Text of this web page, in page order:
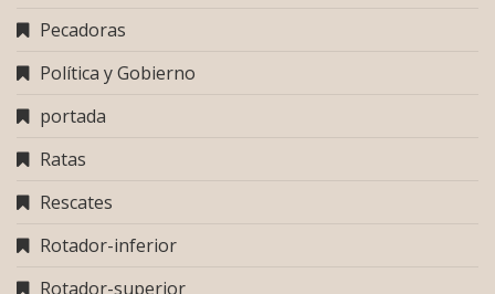
Pecadoras
Política y Gobierno
portada
Ratas
Rescates
Rotador-inferior
Rotador-superior